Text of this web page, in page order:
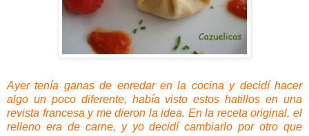
Ayer tenía ganas de enredar en la cocina y decidí hacer
algo un poco diferente, había visto estos hatillos en una
revista francesa y me dieron la idea. En la receta original, el
relleno era de carne, y yo decidí cambiarlo por otro que